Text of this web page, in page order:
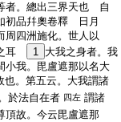
者。總出三界天也 自
初品幷奧卷釋 日月
周四洲施化。世人以
耳 1 大我之身者。我
小我。毘盧遮那以名大
也。第五云。大我謂諸
於法自在者 四左 謂諸
頂故。今云毘盧遮那